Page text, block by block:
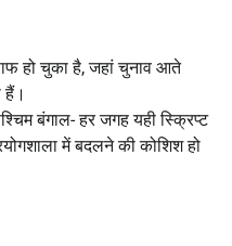
हो चुका है,जहां चुनाव आते
हैं।
बंगाल- हर जगह यही स्क्रिप्ट
में बदलने की कोशिश हो